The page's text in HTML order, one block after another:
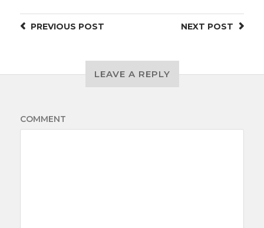
NEXT POST
PREVIOUS POST
LEAVE A REPLY
COMMENT